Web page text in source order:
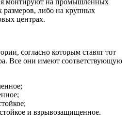
размеров, либо на крупных
центрах.
согласно которым ставят тот
Все они имеют соответствующую
и взрывозащищенное.